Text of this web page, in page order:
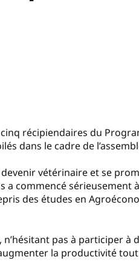
récipiendaires du
dans le cadre de
vétérinaire et se
a commencé sérieusement
des études en
pas à participer à
la productivité